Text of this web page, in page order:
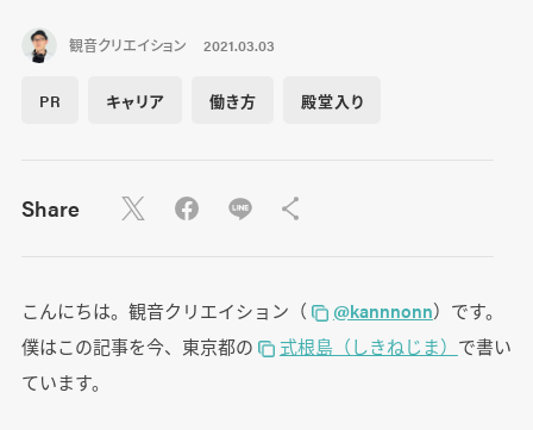
観音クリエイション 2021.03.03
PR キャリア 働き方 殿堂入り
Share
こんにちは。観音クリエイション（ @kannnonn）です。
僕はこの記事を今、東京都の
式根島（しきねじま） で書い
ています。